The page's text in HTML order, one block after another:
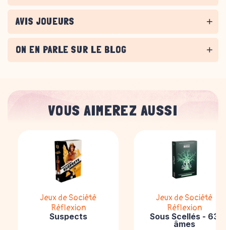
AVIS JOUEURS
ON EN PARLE SUR LE BLOG
VOUS AIMEREZ AUSSI
Jeux de Société
Réflexion
Suspects
Jeux de Société
Réflexion
Sous Scellés - 63
âmes